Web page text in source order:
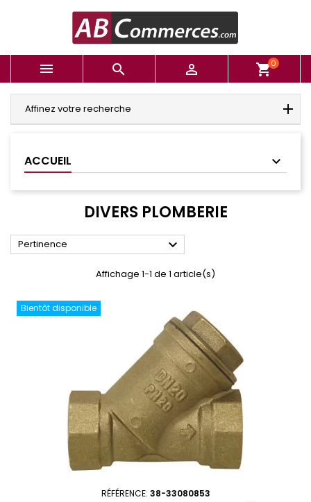
   shopping_cart0
Affinez votre recherche
ACCUEIL
DIVERS PLOMBERIE
Pertinence 
Affichage 1-1 de 1 article(s)
Bientôt disponible
RÉFÉRENCE: 38-33080853